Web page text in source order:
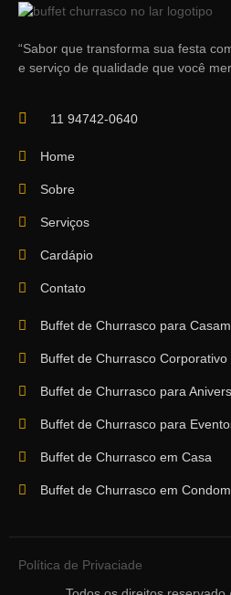
“Sabor que transforma sua festa
e serviço de qualidade que você
11 94742-0640
Home
Sobre
Serviços
Cardápio
Contato
Buffet de Churrasco para
Buffet de Churrasco Corporativo
Buffet de Churrasco para
Buffet de Churrasco para
Buffet de Churrasco em Casa
Buffet de Churrasco em
Política de Privaciade